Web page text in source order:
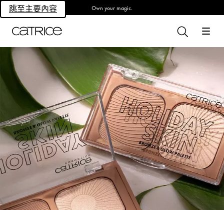
跳至主要內容 Own your magic.